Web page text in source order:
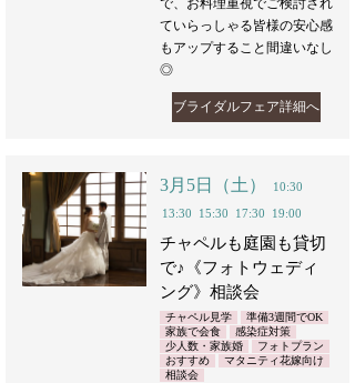
で、お料理重視でご検討され
ていらっしゃる皆様の安心感
もアップすること間違いなし
◎
ブライダルフェア詳細へ
3月5日（土）
10:30
13:30
15:30 17:30 19:00
チャペルも庭園も貸切
で♪《フォトウェディ
ング》相談会
チャペル見学
準備3週間でOK
家族で会食
感染症対策
少人数・家族婚
フォトプラン
おすすめ
マタニティ花嫁向け
相談会